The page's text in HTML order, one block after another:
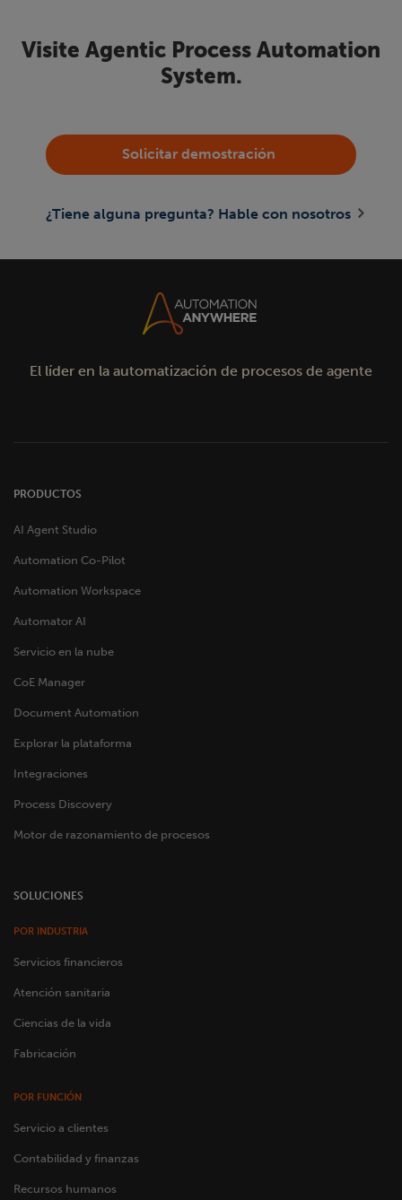
Visite Agentic Process Automation
System.
Solicitar demostración
¿Tiene alguna pregunta? Hable con nosotros
El líder en la automatización de procesos de agente
PRODUCTOS
AI Agent Studio
Automation Co-Pilot
Automation Workspace
Automator AI
Servicio en la nube
CoE Manager
Document Automation
Explorar la plataforma
Integraciones
Process Discovery
Motor de razonamiento de procesos
SOLUCIONES
POR INDUSTRIA
Servicios financieros
Atención sanitaria
Ciencias de la vida
Fabricación
POR FUNCIÓN
Servicio a clientes
Contabilidad y finanzas
Recursos humanos